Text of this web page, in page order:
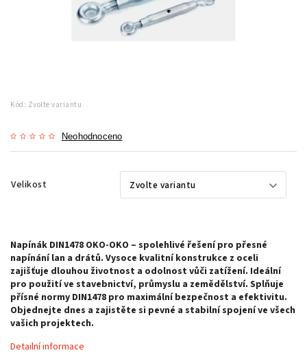
Kód: Zvolte variantu
Neohodnoceno
Velikost
Napínák DIN1478 OKO-OKO – spolehlivé řešení pro přesné
napínání lan a drátů. Vysoce kvalitní konstrukce z oceli
zajišťuje dlouhou životnost a odolnost vůči zatížení. Ideální
pro použití ve stavebnictví, průmyslu a zemědělství. Splňuje
přísné normy DIN1478 pro maximální bezpečnost a efektivitu.
Objednejte dnes a zajistěte si pevné a stabilní spojení ve všech
vašich projektech.
Detailní informace